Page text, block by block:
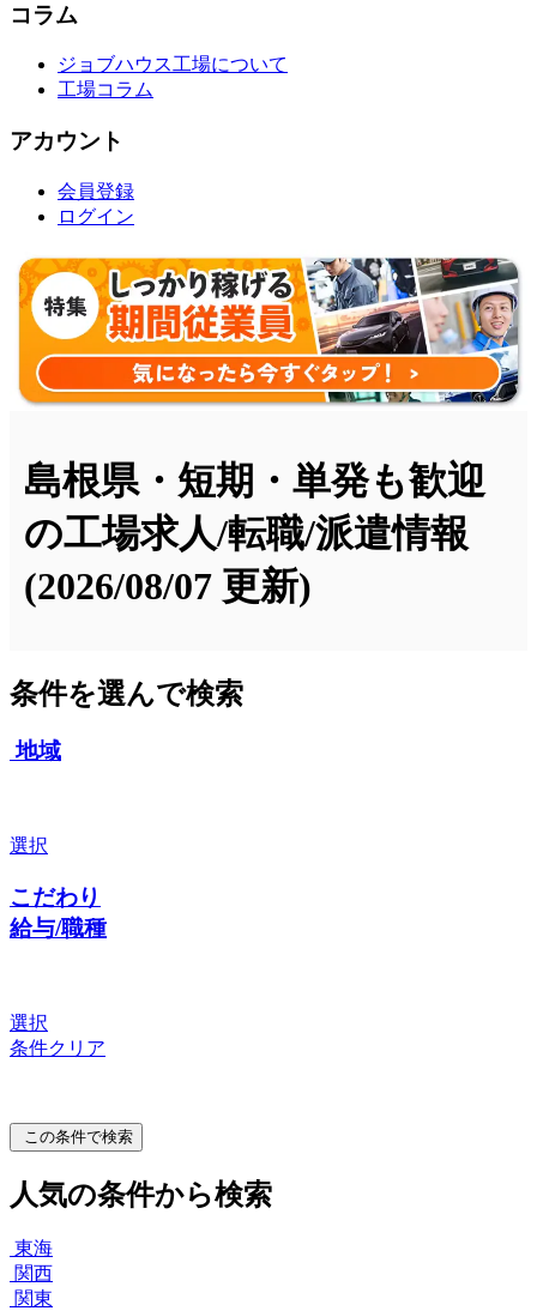
コラム
ジョブハウス工場について
工場コラム
アカウント
会員登録
ログイン
島根県・短期・単発も歓迎
の工場求人/転職/派遣情報
(2026/08/07 更新)
条件を選んで検索
地域
選択
こだわり
給与/職種
選択
条件クリア
この条件で検索
人気の条件から検索
東海
関西
関東